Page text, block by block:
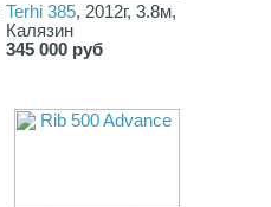
Terhi 385, 2012г, 3.8м,
Калязин
345 000 руб